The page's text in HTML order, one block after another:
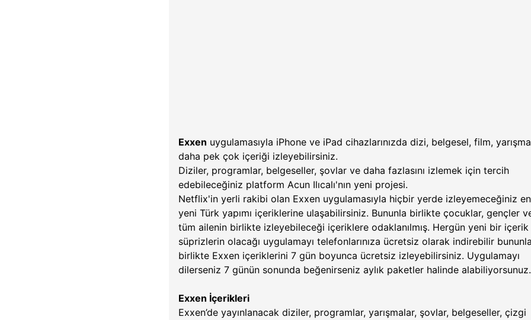
Exxen uygulamasıyla iPhone ve iPad cihazlarınızda dizi, belgesel, film,
daha pek çok içeriği izleyebilirsiniz.
Diziler, programlar, belgeseller, şovlar ve daha fazlasını izlemek için tercih
edebileceğiniz platform Acun Ilıcalı'nın yeni projesi.
Netflix'in yerli rakibi olan Exxen uygulamasıyla hiçbir yerde izleyemeceğiniz en
yeni Türk yapımı içeriklerine ulaşabilirsiniz. Bununla birlikte çocuklar, gençler
tüm ailenin birlikte izleyebileceği içeriklere odaklanılmış. Hergün yeni bir içerik
süprizlerin olacağı uygulamayı telefonlarınıza ücretsiz olarak indirebilir
birlikte Exxen içeriklerini 7 gün boyunca ücretsiz izleyebilirsiniz. Uygulamayı
dilerseniz 7 günün sonunda beğenirseniz aylık paketler halinde
Exxen İçerikleri
Exxen’de yayınlanacak diziler, programlar, yarışmalar, şovlar, belgeseller, çizgi